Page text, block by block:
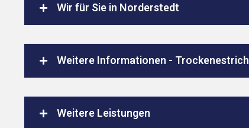
Wir für Sie in Norderstedt
Weitere Informationen - Trockenestrich
Weitere Leistungen